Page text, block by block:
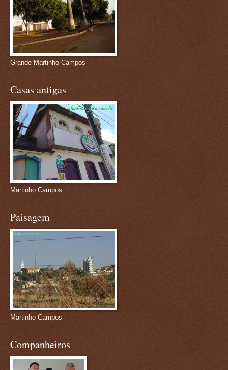
Grande Martinho Campos
Casas antigas
Martinho Campos
Paisagem
Martinho Campos
Companheiros